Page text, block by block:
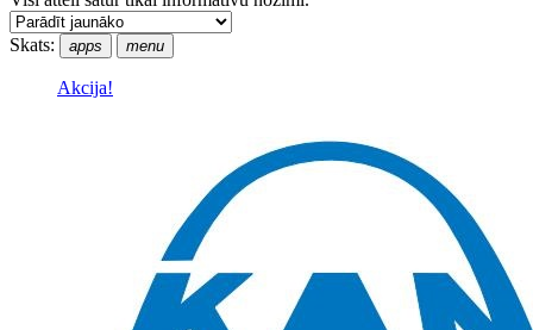
Skats: apps menu
Akcija!